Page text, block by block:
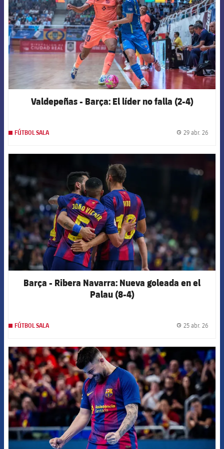
Valdepeñas - Barça: El líder no falla (2-4)
FÚTBOL SALA 29 abr. 26
Barça - Ribera Navarra: Nueva goleada en el
Palau (8-4)
FÚTBOL SALA 25 abr. 26
FCB Barcelona badge